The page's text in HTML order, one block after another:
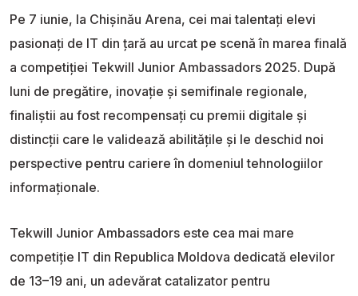
Pe 7 iunie, la Chișinău Arena, cei mai talentați elevi
pasionați de IT din țară au urcat pe scenă în marea finală
a competiției Tekwill Junior Ambassadors 2025. După
luni de pregătire, inovație și semifinale regionale,
finaliștii au fost recompensați cu premii digitale și
distincții care le validează abilitățile și le deschid noi
perspective pentru cariere în domeniul tehnologiilor
informaționale.
Tekwill Junior Ambassadors este cea mai mare
competiție IT din Republica Moldova dedicată elevilor
de 13–19 ani, un adevărat catalizator pentru